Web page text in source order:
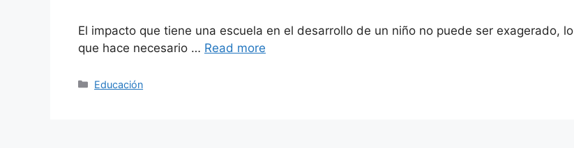
El impacto que tiene una escuela en el desarrollo de un niño no puede ser exagerado, lo
que hace necesario … Read more
Categories
Educación